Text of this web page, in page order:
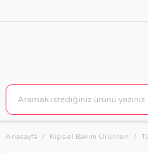
Anasayfa Kişisel Bakım Ürünleri